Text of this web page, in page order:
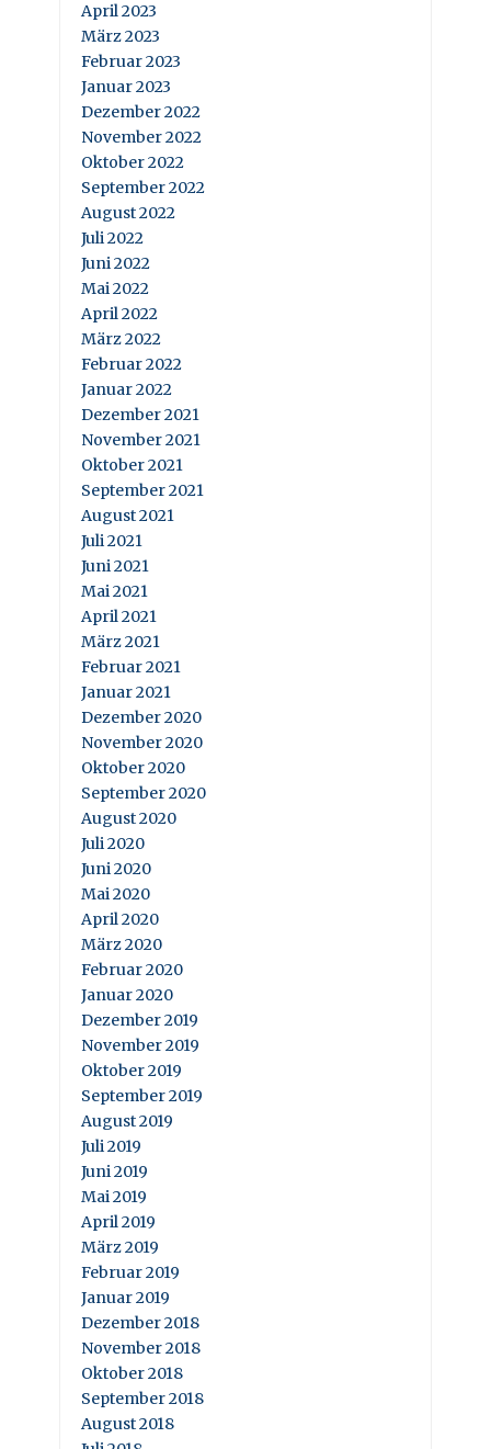
April 2023
März 2023
Februar 2023
Januar 2023
Dezember 2022
November 2022
Oktober 2022
September 2022
August 2022
Juli 2022
Juni 2022
Mai 2022
April 2022
März 2022
Februar 2022
Januar 2022
Dezember 2021
November 2021
Oktober 2021
September 2021
August 2021
Juli 2021
Juni 2021
Mai 2021
April 2021
März 2021
Februar 2021
Januar 2021
Dezember 2020
November 2020
Oktober 2020
September 2020
August 2020
Juli 2020
Juni 2020
Mai 2020
April 2020
März 2020
Februar 2020
Januar 2020
Dezember 2019
November 2019
Oktober 2019
September 2019
August 2019
Juli 2019
Juni 2019
Mai 2019
April 2019
März 2019
Februar 2019
Januar 2019
Dezember 2018
November 2018
Oktober 2018
September 2018
August 2018